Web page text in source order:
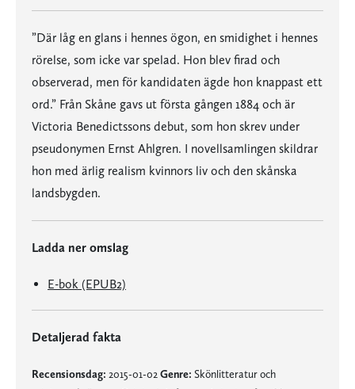
”Där låg en glans i hennes ögon, en smidighet i hennes
rörelse, som icke var spelad. Hon blev firad och
observerad, men för kandidaten ägde hon knappast ett
ord.” Från Skåne gavs ut första gången 1884 och är
Victoria Benedictssons debut, som hon skrev under
pseudonymen Ernst Ahlgren. I novellsamlingen skildrar
hon med ärlig realism kvinnors liv och den skånska
landsbygden.
Ladda ner omslag
E-bok (EPUB2)
Detaljerad fakta
Recensionsdag: 2015-01-02 Genre: Skönlitteratur och